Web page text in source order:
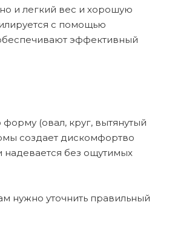
и легкий вес и хорошую
с помощью
эффективный
(овал, круг, вытянутый
создает дискомфортво
без ощутимых
нужно уточнить правильный